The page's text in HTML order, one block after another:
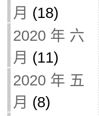
月 (18)
2020 年 六
月 (11)
2020 年 五
月 (8)